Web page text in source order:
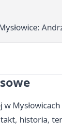
historia,